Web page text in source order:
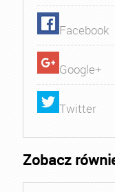
Facebook
Google+
Twitter
Zobacz